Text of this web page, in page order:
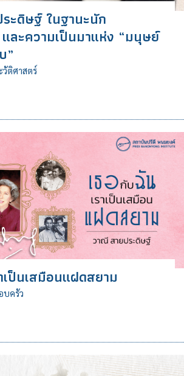
ะดิษฐ์ ในฐานะนัก
ละความเป็นมาแห่ง “มนุษย์
”
วัติศาสตร์
เป็นเสมือนแฝดสยาม
บครัว